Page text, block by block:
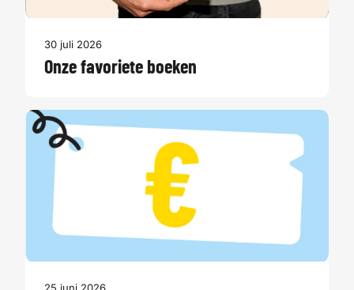
30 juli 2026
Onze favoriete boeken